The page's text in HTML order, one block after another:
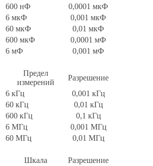
600 нФ
0,0001 мкФ
6 мкФ
0,001 мкФ
60 мкФ
0,01 мкФ
600 мкФ
0,0001 мФ
6 мФ
0,001 мФ
Предел
измерений
Разрешение
6 кГц
0,001 кГц
60 кГц
0,01 кГц
600 кГц
0,1 кГц
6 МГц
0,001 МГц
60 МГц
0,01 МГц
Шкала
Разрешение